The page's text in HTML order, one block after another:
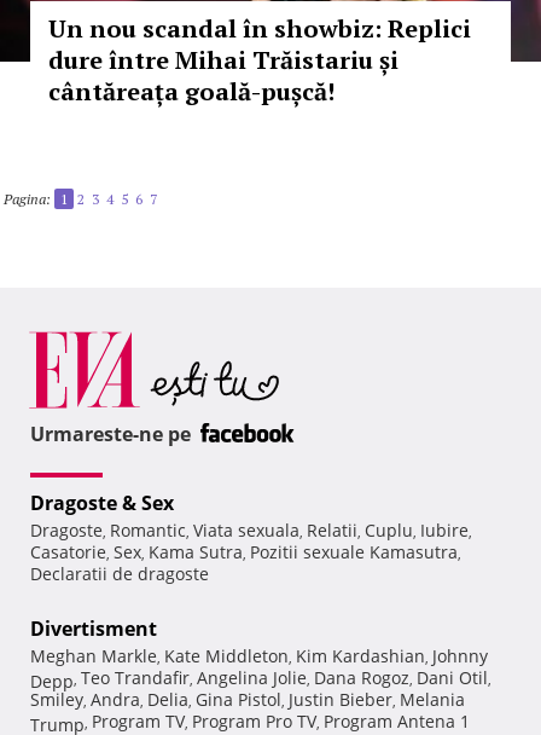
Un nou scandal în showbiz: Replici
dure între Mihai Trăistariu și
cântăreața goală-pușcă!
Pagina: 1 2 3 4 5 6 7
Urmareste-ne pe
Dragoste & Sex
Dragoste, Romantic, Viata sexuala, Relatii, Cuplu, Iubire,
Casatorie, Sex, Kama Sutra, Pozitii sexuale Kamasutra,
Declaratii de dragoste
Divertisment
Meghan Markle, Kate Middleton, Kim Kardashian, Johnny
Depp, Teo Trandafir, Angelina Jolie, Dana Rogoz, Dani Otil,
Smiley, Andra, Delia, Gina Pistol, Justin Bieber, Melania
Trump, Program TV, Program Pro TV, Program Antena 1